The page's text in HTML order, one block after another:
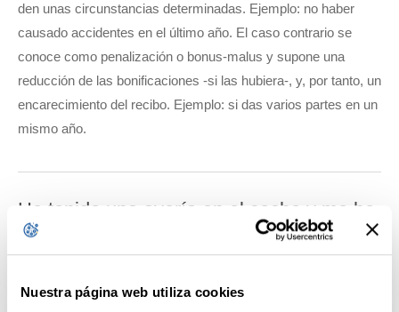
Nuestra página web utiliza cookies
den unas circunstancias determinadas. Ejemplo: no haber
causado accidentes en el último año. El caso contrario se
conoce como penalización o bonus-malus y supone una
reducción de las bonificaciones -si las hubiera-, y, por tanto, un
encarecimiento del recibo. Ejemplo: si das varios partes en un
mismo año.
He tenido una avería en el coche y me he
quedado tirado en la carretera, ¿qué debo